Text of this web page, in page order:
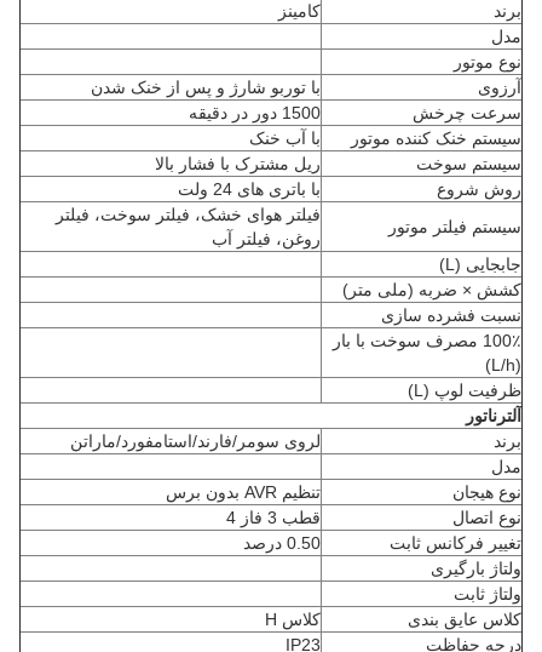
برند
کامینز
مدل
نوع موتور
آرزوی
با توربو شارژ و پس از خنک شدن
سرعت چرخش
1500 دور در دقیقه
سیستم خنک کننده موتور
با آب خنک
سیستم سوخت
ریل مشترک با فشار بالا
روش شروع
با باتری های 24 ولت
سیستم فیلتر موتور
فیلتر هوای خشک، فیلتر سوخت، فیلتر
روغن، فیلتر آب
جابجایی (L)
کشش × ضربه (ملی متر)
نسبت فشرده سازی
100٪ مصرف سوخت با بار
(L/h)
ظرفیت لوپ (L)
آلترناتور
برند
لروی سومر/فارند/استامفورد/ماراتن
مدل
نوع هیجان
تنظیم AVR بدون برس
نوع اتصال
قطب 3 فاز 4
تغییر فرکانس ثابت
0.50 درصد
ولتاژ بارگیری
ولتاژ ثابت
کلاس عایق بندی
کلاس H
درجه حفاظت
IP23